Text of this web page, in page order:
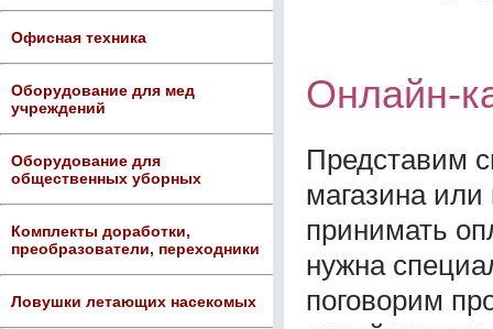
Офисная техника
Оборудование для мед
учреждений
Оборудование для
общественных уборных
Комплекты доработки,
преобразователи, переходники
Ловушки летающих насекомых
Онлайн-
Представим
магазина
принимать
нужна
поговорим